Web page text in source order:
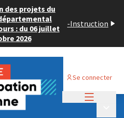
des projets du
: du 06 juillet
2026
-Instruction
Se connecter
2024